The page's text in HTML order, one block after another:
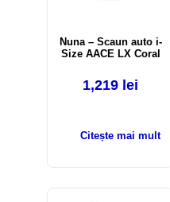
Nuna – Scaun auto i-
Size AACE LX Coral
1,219 lei
Citește mai mult